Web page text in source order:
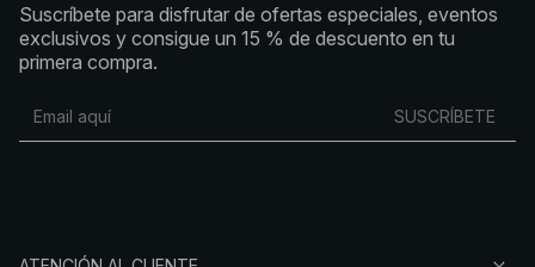
Suscríbete para disfrutar de ofertas especiales, eventos
exclusivos y consigue un 15 % de descuento en tu
primera compra.
SUSCRÍBETE